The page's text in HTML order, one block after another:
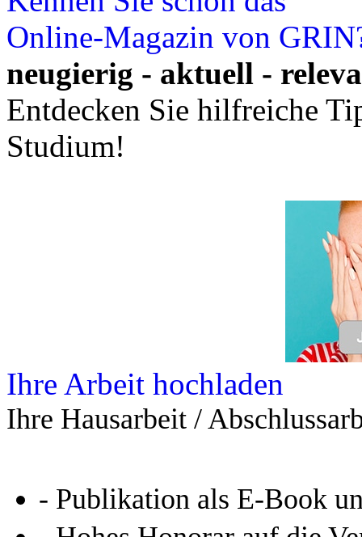
Online-Magazin von
neugierig - aktuell -
Entdecken Sie hilfreiche
Studium!
Ihre Arbeit hochladen
Ihre Hausarbeit /
- Publikation als E-Book